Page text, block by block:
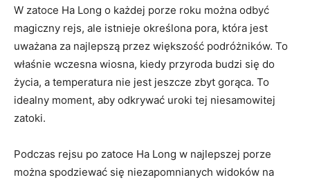
W zatoce Ha⁣ Long o każdej porze roku można odbyć
magiczny rejs, ale istnieje określona pora, która jest
uważana‌ za ​najlepszą⁤ przez większość podróżników. ⁤To
właśnie wczesna wiosna,⁤ kiedy przyroda⁤ budzi się do
⁤życia, a temperatura nie jest jeszcze ⁤zbyt gorąca.​ To
idealny moment, ⁢aby odkrywać uroki tej niesamowitej
zatoki.
Podczas rejsu po​ zatoce⁢ Ha Long w ⁢najlepszej porze
można⁣ spodziewać się niezapomnianych widoków na